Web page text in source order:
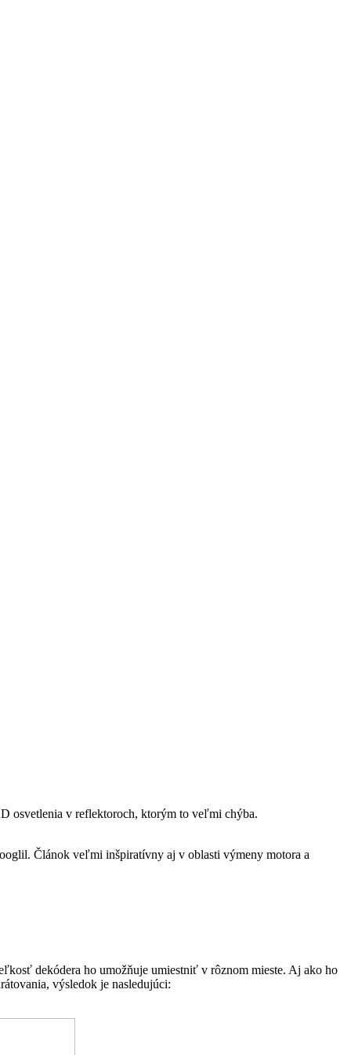
osvetlenia v reflektoroch, ktorým to veľmi chýba.
Článok veľmi inšpiratívny aj v oblasti výmeny motora a
dekódera ho umožňuje umiestniť v rôznom mieste. Aj ako ho
výsledok je nasledujúci: